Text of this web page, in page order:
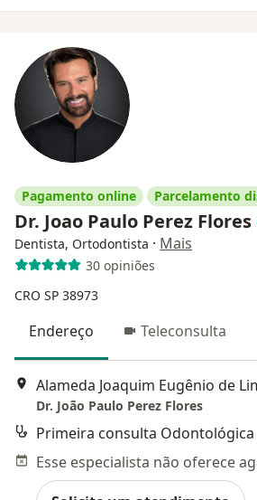
Pagamento online Parcelamento
Dr. Joao Paulo Perez Flores
Dentista, Ortodontista · Mais
30 opiniões
CRO SP 38973
Endereço Teleconsulta
Dr. João Paulo Perez Flores
Primeira consulta Odontológica